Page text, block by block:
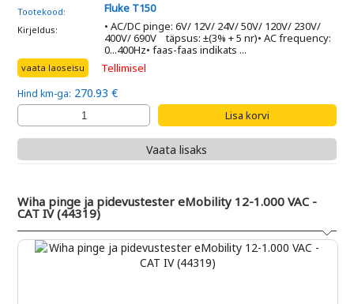
Tootekood: Fluke T150
Kirjeldus:
• AC/DC pinge: 6V/ 12V/ 24V/ 50V/ 120V/ 230V/
400V/ 690V täpsus: ±(3% + 5 nr)• AC frequency:
0...400Hz• faas-faas indikats ...
vaata laoseisu Tellimisel
Hind km-ga: 270.93 €
Vaata lisaks
Wiha pinge ja pidevustester eMobility 12-1.000 VAC -
CAT IV (44319)